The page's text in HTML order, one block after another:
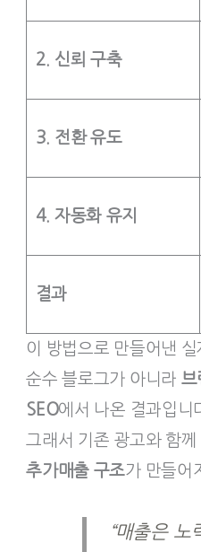
2. 신뢰 구축
3. 전환 유도
4. 자동화 유지
결과
이 방법으로 만들어낸 실
순수 블로그가 아니라 브
SEO에서 나온 결과입니
그래서 기존 광고와 함께
추가매출 구조가 만들어
“매출은 노